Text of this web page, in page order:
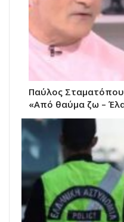
Παύλος
«Από θαύμα ζω –